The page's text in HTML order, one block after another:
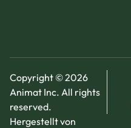
Copyright © 2026
Animat Inc. All rights
reserved.
Hergestellt von